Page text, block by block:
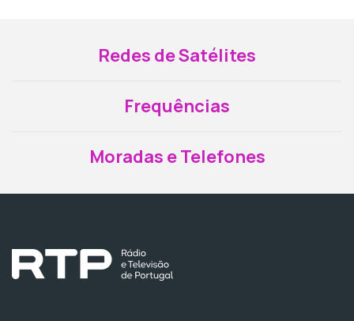
Redes de Satélites
Frequências
Moradas e Telefones